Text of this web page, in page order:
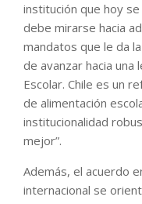
institución que hoy
debe mirarse hacia
mandatos que le da
de avanzar hacia una
Escolar. Chile es un
de alimentación
institucionalidad
mejor”.
Además, el acuerdo
internacional se